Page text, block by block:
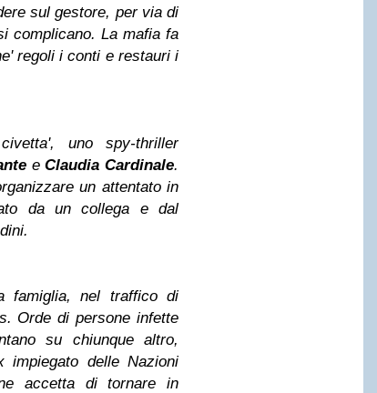
sul gestore, per via di
complicano. La mafia fa
regoli i conti e restauri i
uno spy-thriller
eClaudia Cardinale.
un attentato in
da un collega e dal
famiglia, nel traffico di
Orde di persone infette
su chiunque altro,
impiegato delle Nazioni
accetta di tornare in